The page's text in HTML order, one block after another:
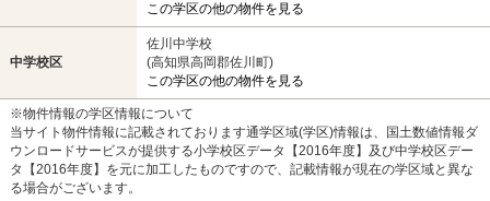
この学区の他の物件を見る
中学校区
佐川中学校
(高知県高岡郡佐川町)
この学区の他の物件を見る
※物件情報の学区情報について
当サイト物件情報に記載されております通学区域(学区)情報は、国土数値情報ダ
ウンロードサービスが提供する小学校区データ【2016年度】及び中学校区デー
タ【2016年度】を元に加工したものですので、記載情報が現在の学区域と異な
る場合がございます。